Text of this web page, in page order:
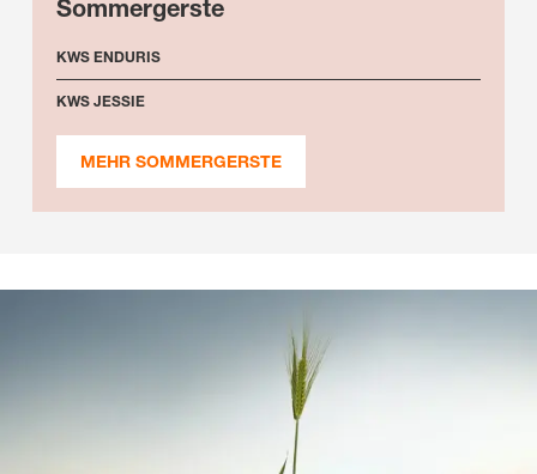
Sommergerste
KWS ENDURIS
KWS JESSIE
MEHR SOMMERGERSTE